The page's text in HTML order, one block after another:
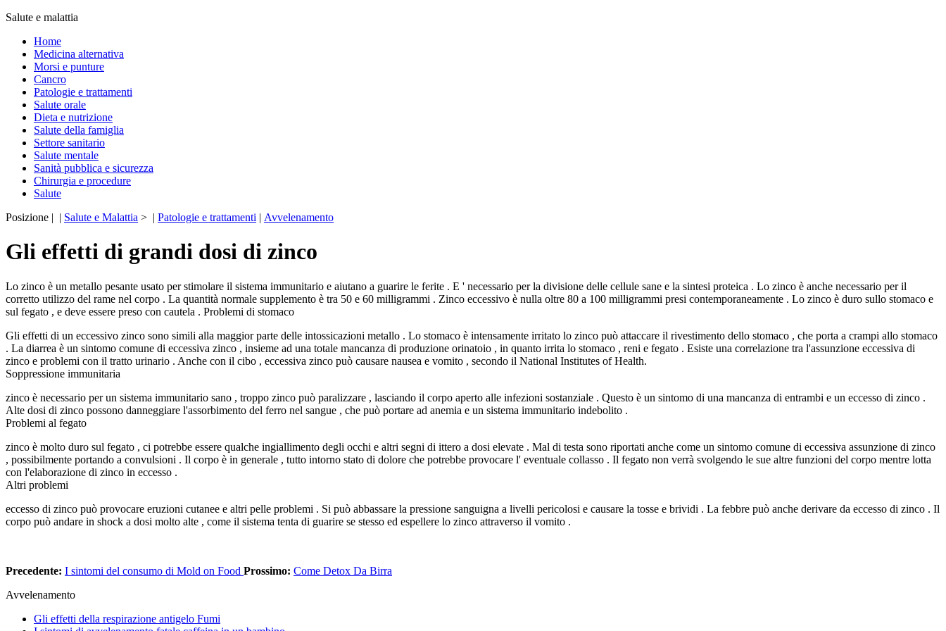
Salute e malattia
Home
Medicina alternativa
Morsi e punture
Cancro
Patologie e trattamenti
Salute orale
Dieta e nutrizione
Salute della famiglia
Settore sanitario
Salute mentale
Sanità pubblica e sicurezza
Chirurgia e procedure
Salute
Posizione | | Salute e Malattia > | Patologie e trattamenti | Avvelenamento
Gli effetti di grandi dosi di zinco
Lo zinco è un metallo pesante usato per stimolare il sistema immunitario e aiutano a guarire le ferite . E ' necessario per la divisione delle cellule sane e la sintesi proteica . Lo zinco è anche necessario per il
corretto utilizzo del rame nel corpo . La quantità normale supplemento è tra 50 e 60 milligrammi . Zinco eccessivo è nulla oltre 80 a 100 milligrammi presi contemporaneamente . Lo zinco è duro sullo stomaco e
sul fegato , e deve essere preso con cautela . Problemi di stomaco
Gli effetti di un eccessivo zinco sono simili alla maggior parte delle intossicazioni metallo . Lo stomaco è intensamente irritato lo zinco può attaccare il rivestimento dello stomaco , che porta a crampi allo stomaco
. La diarrea è un sintomo comune di eccessiva zinco , insieme ad una totale mancanza di produzione orinatoio , in quanto irrita lo stomaco , reni e fegato . Esiste una correlazione tra l'assunzione eccessiva di
zinco e problemi con il tratto urinario . Anche con il cibo , eccessiva zinco può causare nausea e vomito , secondo il National Institutes of Health.
Soppressione immunitaria
zinco è necessario per un sistema immunitario sano , troppo zinco può paralizzare , lasciando il corpo aperto alle infezioni sostanziale . Questo è un sintomo di una mancanza di entrambi e un eccesso di zinco .
Alte dosi di zinco possono danneggiare l'assorbimento del ferro nel sangue , che può portare ad anemia e un sistema immunitario indebolito .
Problemi al fegato
zinco è molto duro sul fegato , ci potrebbe essere qualche ingiallimento degli occhi e altri segni di ittero a dosi elevate . Mal di testa sono riportati anche come un sintomo comune di eccessiva assunzione di zinco
, possibilmente portando a convulsioni . Il corpo è in generale , tutto intorno stato di dolore che potrebbe provocare l' eventuale collasso . Il fegato non verrà svolgendo le sue altre funzioni del corpo mentre lotta
con l'elaborazione di zinco in eccesso .
Altri problemi
eccesso di zinco può provocare eruzioni cutanee e altri pelle problemi . Si può abbassare la pressione sanguigna a livelli pericolosi e causare la tosse e brividi . La febbre può anche derivare da eccesso di zinco . Il
corpo può andare in shock a dosi molto alte , come il sistema tenta di guarire se stesso ed espellere lo zinco attraverso il vomito .
Precedente: I sintomi del consumo di Mold on Food Prossimo: Come Detox Da Birra
Avvelenamento
Gli effetti della respirazione antigelo Fumi